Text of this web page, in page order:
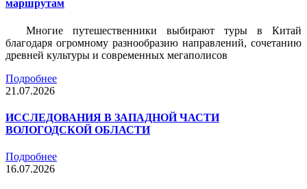
маршрутам
Многие путешественники выбирают туры в Китай
благодаря огромному разнообразию направлений, сочетанию
древней культуры и современных мегаполисов
Подробнее
21.07.2026
ИССЛЕДОВАНИЯ В ЗАПАДНОЙ ЧАСТИ
ВОЛОГОДСКОЙ ОБЛАСТИ
Подробнее
16.07.2026